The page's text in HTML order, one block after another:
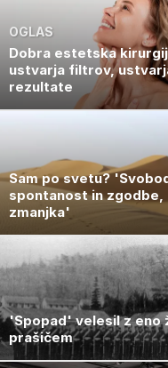
popoldanskega
spanca
OGLAS
Dobra estetska
ustvarja filtrov,
rezultate
Sam po svetu?
spontanost in zgodbe,
zmanjka'
'Spopad' velesil z eno
prašičem